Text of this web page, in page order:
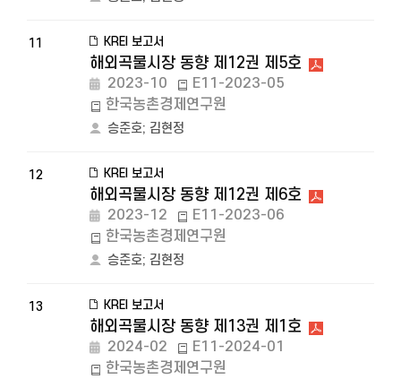
11 KREI 보고서
해외곡물시장 동향 제12권 제5호
2023-10
E11-2023-05
한국농촌경제연구원
승준호; 김현정
12 KREI 보고서
해외곡물시장 동향 제12권 제6호
2023-12
E11-2023-06
한국농촌경제연구원
승준호; 김현정
13 KREI 보고서
해외곡물시장 동향 제13권 제1호
2024-02
E11-2024-01
한국농촌경제연구원